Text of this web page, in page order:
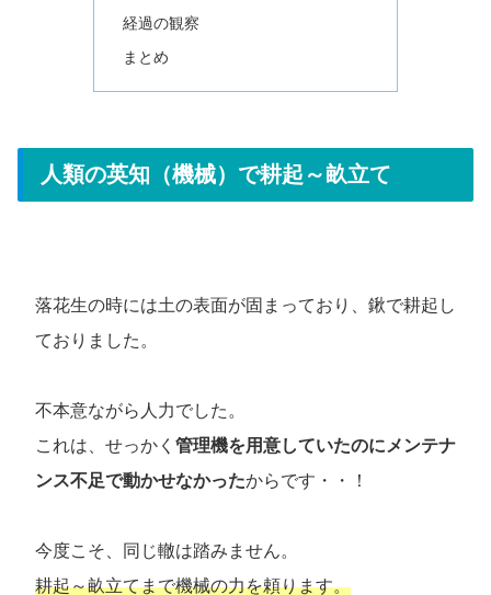
経過の観察
まとめ
人類の英知（機械）で耕起～畝立て
落花生の時には土の表面が固まっており、鍬で耕起し
ておりました。
不本意ながら人力でした。
これは、せっかく 管理機を用意していたのにメンテナ
ンス不足で動かせなかったからです・・！
今度こそ、同じ轍は踏みません。
耕起～畝立てまで機械の力を頼ります。